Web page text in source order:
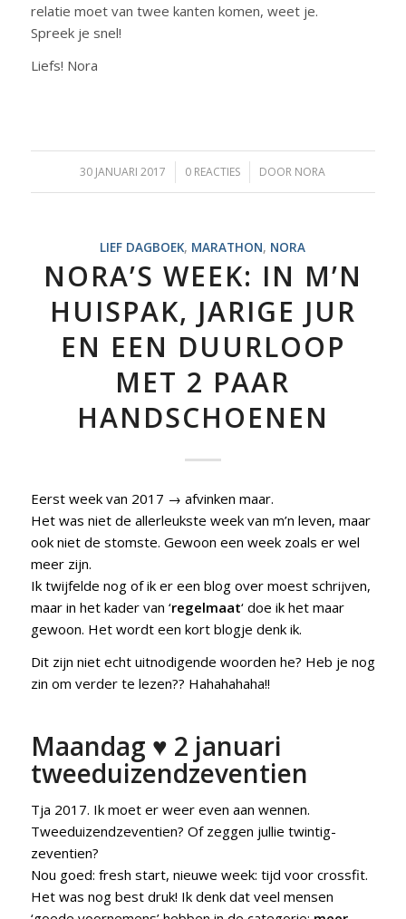
relatie moet van twee kanten komen, weet je.
Spreek je snel!
Liefs! Nora
30 JANUARI 2017
/ 0 REACTIES
/ DOOR NORA
LIEF DAGBOEK, MARATHON, NORA
NORA’S WEEK: IN M’N
HUISPAK, JARIGE JUR
EN EEN DUURLOOP
MET 2 PAAR
HANDSCHOENEN
Eerst week van 2017 → afvinken maar.
Het was niet de allerleukste week van m’n leven, maar
ook niet de stomste. Gewoon een week zoals er wel
meer zijn.
Ik twijfelde nog of ik er een blog over moest schrijven,
maar in het kader van ‘regelmaat‘ doe ik het maar
gewoon. Het wordt een kort blogje denk ik.
Dit zijn niet echt uitnodigende woorden he? Heb je nog
zin om verder te lezen?? Hahahahaha!!
Maandag ♥ 2 januari
tweeduizendzeventien
Tja 2017. Ik moet er weer even aan wennen.
Tweeduizendzeventien? Of zeggen jullie twintig-
zeventien?
Nou goed: fresh start, nieuwe week: tijd voor crossfit.
Het was nog best druk! Ik denk dat veel mensen